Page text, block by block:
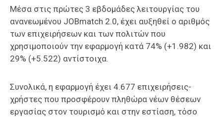
Μέσα στις πρώτες 3 εβδομάδες λειτουργίας του
ανανεωμένου JOBmatch 2.0, έχει αυξηθεί ο αριθμός
των επιχειρήσεων και των πολιτών που
χρησιμοποιούν την εφαρμογή κατά 74% (+1.982) και
29% (+5.522) αντίστοιχα.
Συνολικά, η εφαρμογή έχει 4.677 επιχειρήσεις-
χρήστες που προσφέρουν πληθώρα νέων θέσεων
εργασίας στον τουρισμό και στην εστίαση, τόσο